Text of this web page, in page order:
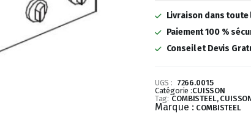
2
190,00 €.
1
445,40 €.
Livraison dans toute
Paiement 100 %
Conseil et Devis
UGS : 7266.0015
Catégorie :CUISSON
Tag: COMBISTEEL,
Marque : COMBISTEEL